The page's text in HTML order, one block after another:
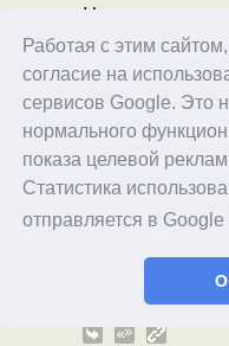
Работая с этим
согласие на
сервисов Google. Это
нормального
показа целевой
Статистика
отправляется в Google
Национал-
партия
экстремизма
левыми уже
Союзники
Но в
Например, кто
править миром.